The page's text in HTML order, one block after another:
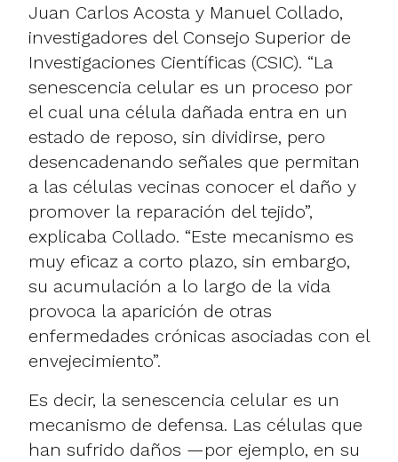
Juan Carlos Acosta y Manuel Collado,
investigadores del Consejo Superior de
Investigaciones Científicas (CSIC). “La
senescencia celular es un proceso por
el cual una célula dañada entra en un
estado de reposo, sin dividirse, pero
desencadenando señales que permitan
a las células vecinas conocer el daño y
promover la reparación del tejido”,
explicaba Collado. “Este mecanismo es
muy eficaz a corto plazo, sin embargo,
su acumulación a lo largo de la vida
provoca la aparición de otras
enfermedades crónicas asociadas con el
envejecimiento”.
Es decir, la senescencia celular es un
mecanismo de defensa. Las células que
han sufrido daños —por ejemplo, en su